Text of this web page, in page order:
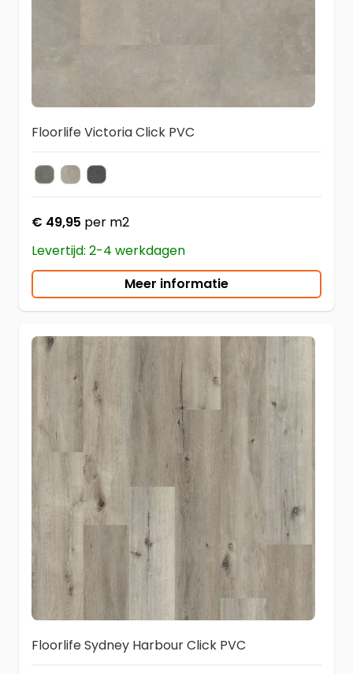
Floorlife Victoria Click PVC
Kleur
Grey Beige Anthracite
€ 49,95 per m2
Levertijd: 2-4 werkdagen
Meer informatie
Floorlife Sydney Harbour Click PVC